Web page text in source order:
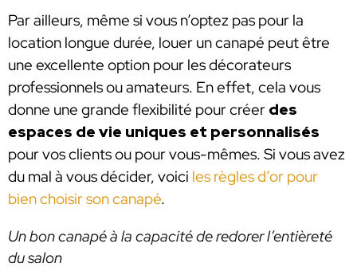
Par ailleurs, même si vous n’optez pas pour la
location longue durée, louer un canapé peut être
une excellente option pour les décorateurs
professionnels ou amateurs. En effet, cela vous
donne une grande flexibilité pour créer des
espaces de vie uniques et personnalisés
pour vos clients ou pour vous-mêmes. Si vous avez
du mal à vous décider, voici les règles d’or pour
bien choisir son canapé.
Un bon canapé à la capacité de redorer l’entièreté
du salon